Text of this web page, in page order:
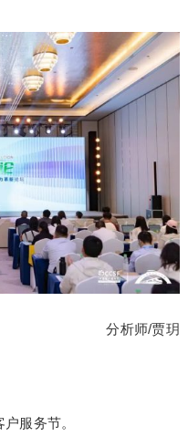
分析师/贾玥
服务节。